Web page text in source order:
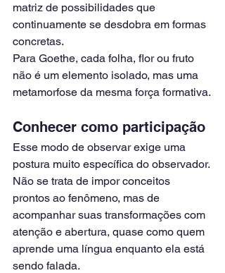
matriz de possibilidades que
continuamente se desdobra em formas
concretas.
Para Goethe, cada folha, flor ou fruto
não é um elemento isolado, mas uma
metamorfose da mesma força formativa.
Conhecer como participação
Esse modo de observar exige uma
postura muito específica do observador.
Não se trata de impor conceitos
prontos ao fenômeno, mas de
acompanhar suas transformações com
atenção e abertura, quase como quem
aprende uma língua enquanto ela está
sendo falada.